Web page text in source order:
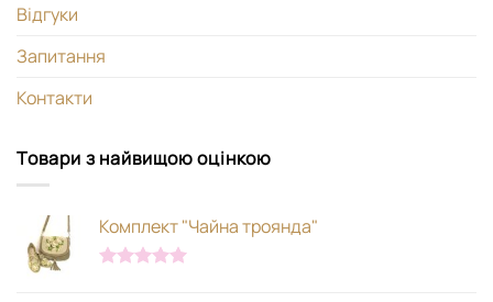
Відгуки
Запитання
Контакти
Товари з найвищою оцінкою
Комплект "Чайна троянда"